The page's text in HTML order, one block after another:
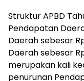
Struktur APBD
Pendapatan
Daerah sebesar
Daerah sebesar
merupakan kali
penurunan